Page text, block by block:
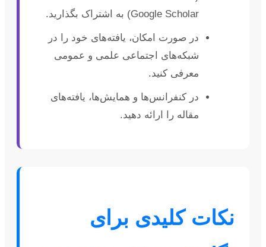
Google Scholar) به اشتراک بگذارید.
در صورت امکان، یافته‌های خود را در
شبکه‌های اجتماعی علمی و عمومی
معرفی کنید.
در کنفرانس‌ها و همایش‌ها، یافته‌های
مقاله را ارائه دهید.
نکات کلیدی برای